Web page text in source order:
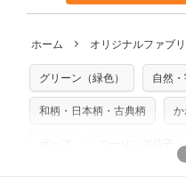
※カットを希望の方は備考
ご記載ください（50cm単
プリント布の仕様について
※土日祝は営業日に含まれ
※配送日のご指定は承れま
も不要です。（製品化した
いませんのでご了承くださ
※有料型紙（ホームソーイ
らべるキットに付属された
注意ください。型紙自体
商用利用についての詳細は
ホーム オリジナルファブリ
グリーン（緑色） 自然
和柄・日本柄・古典柄
コーリンズ晶子